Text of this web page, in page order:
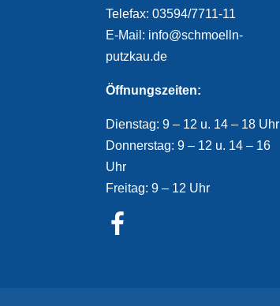
Telefax: 03594/7711-11
E-Mail: info@schmoelln-
putzkau.de
Öffnungszeiten:
Dienstag: 9 – 12 u. 14 – 18 Uhr
Donnerstag: 9 – 12 u. 14 – 16
Uhr
Freitag: 9 – 12 Uhr